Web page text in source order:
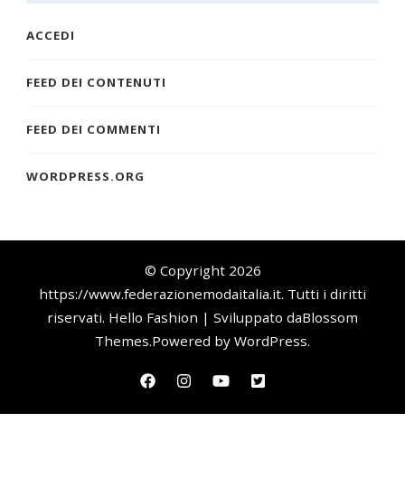
ACCEDI
FEED DEI CONTENUTI
FEED DEI COMMENTI
WORDPRESS.ORG
© Copyright 2026
https://www.federazionemodaitalia.it. Tutti i diritti
riservati. Hello Fashion | Sviluppato daBlossom
Themes.Powered by WordPress.